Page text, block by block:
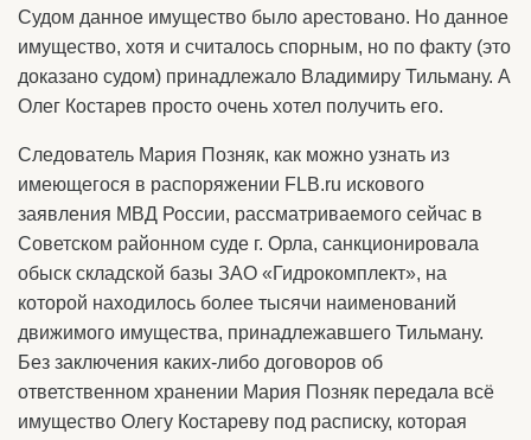
Судом данное имущество было арестовано. Но данное
имущество, хотя и считалось спорным, но по факту (это
доказано судом) принадлежало Владимиру Тильману. А
Олег Костарев просто очень хотел получить его.
Следователь Мария Позняк, как можно узнать из
имеющегося в распоряжении FLB.ru искового
заявления МВД России, рассматриваемого сейчас в
Советском районном суде г. Орла, санкционировала
обыск складской базы ЗАО «Гидрокомплект», на
которой находилось более тысячи наименований
движимого имущества, принадлежавшего Тильману.
Без заключения каких-либо договоров об
ответственном хранении Мария Позняк передала всё
имущество Олегу Костареву под расписку, которая